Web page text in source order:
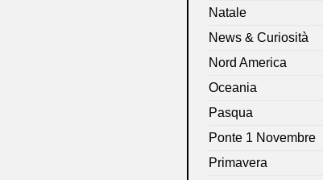
Natale
News & Curiosità
Nord America
Oceania
Pasqua
Ponte 1 Novembre
Primavera